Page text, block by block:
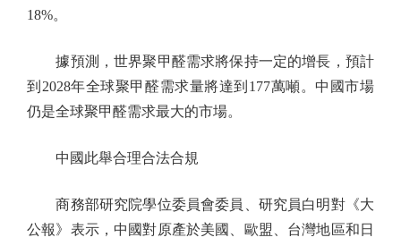
18%。
據預測，世界聚甲醛需求將保持一定的增長，預計
到2028年全球聚甲醛需求量將達到177萬噸。中國市場
仍是全球聚甲醛需求最大的市場。
中國此舉合理合法合規
商務部研究院學位委員會委員、研究員白明對《大
公報》表示，中國對原產於美國、歐盟、台灣地區和日